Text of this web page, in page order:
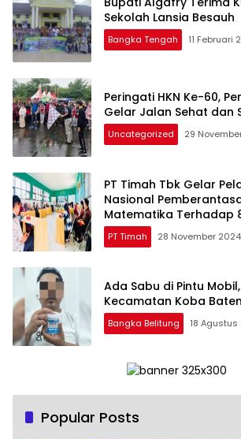
Sekolah Lansia Besauh
Bangka Tengah 11 Februari
Peringati HKN Ke-60,
Gelar Jalan Sehat dan
Uncategorized 29
PT Timah Tbk Gelar
Nasional
Matematika Terhadap
PT Timah 28 November 2024
Ada Sabu di Pintu
Kecamatan Koba
Bangka Belitung 18
Popular Posts